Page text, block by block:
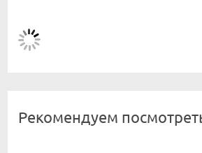
Рекомендуем